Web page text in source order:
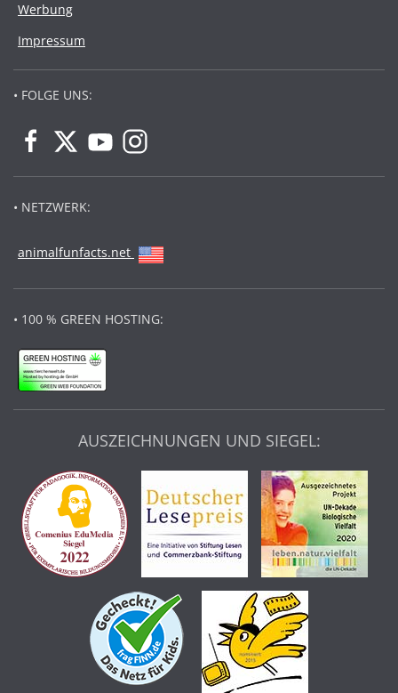
Werbung
Impressum
• FOLGE UNS:
• NETZWERK:
animalfunfacts.net
• 100 % GREEN HOSTING:
AUSZEICHNUNGEN UND SIEGEL: